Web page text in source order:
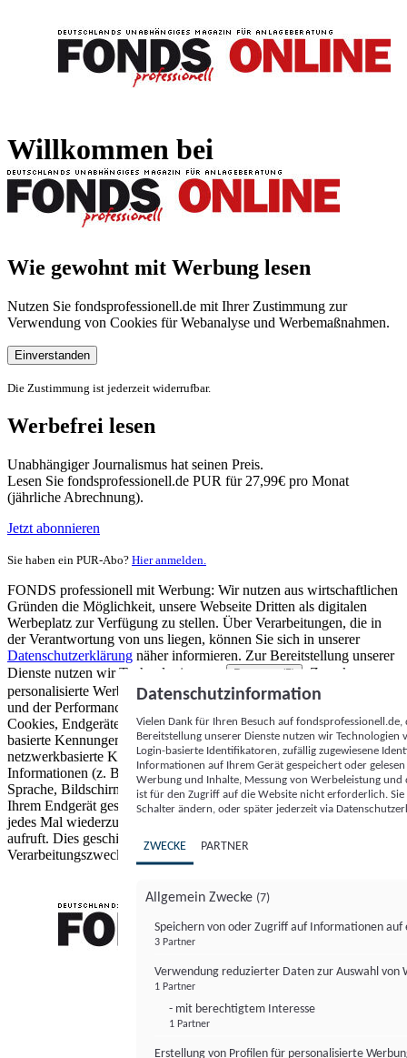
Willkommen bei
Wie gewohnt mit Werbung lesen
Nutzen Sie fondsprofessionell.de mit Ihrer Zustimmung zur
Verwendung von Cookies für Webanalyse und Werbemaßnahmen.
Einverstanden
Die Zustimmung ist jederzeit widerrufbar.
Werbefrei lesen
Unabhängiger Journalismus hat seinen Preis.
Lesen Sie fondsprofessionell.de PUR für 27,99€ pro Monat
(jährliche Abrechnung).
Jetzt abonnieren
Sie haben ein PUR-Abo? Hier anmelden.
FONDS professionell mit Werbung: Wir nutzen aus wirtschaftlichen
Gründen die Möglichkeit, unsere Webseite Dritten als digitalen
Werbeplatz zur Verfügung zu stellen. Über Verarbeitungen, die in
der Verantwortung von uns liegen, können Sie sich in unserer
Datenschutzerklärung näher informieren. Zur Bereitstellung unserer
Dienste nutzen wir Technologien von
Partnern (5)
. Zwecke:
personalisierte Werbung und Inhalte, Messung von Werbeleistung
und der Performance von Inhalten sowie Zielgruppenforschung.
Cookies, Endgeräte- oder ähnliche Online-Kennungen (z. B. login-
basierte Kennungen, zufällig generierte Kennungen,
netzwerkbasierte Kennungen) können zusammen mit anderen
Informationen (z. B. Browsertyp und Browserinformationen,
Sprache, Bildschirmgröße, unterstützte Technologien usw.) auf
Ihrem Endgerät gespeichert oder von dort ausgelesen werden, um es
jedes Mal wiederzuerkennen, wenn es eine App oder einer Webseite
aufruft. Dies geschieht für einen oder mehrere der hier aufgeführten
Verarbeitungszwecke.
Datenschutzinformation
Vielen Dank für Ihren Besuch auf
Bereitstellung unserer Dienste nutzen wir Technologien
Login-basierte Identifikatoren, zufällig zugewiesene
Informationen auf Ihrem Gerät gespeichert oder
Werbung und Inhalte, Messung von Werbeleistung
ist für den Zugriff auf die Website nicht erforderlich.
Schalter ändern, oder später jederzeit via
ZWECKE PARTNER
Allgemein Zwecke (7)
Speichern von oder Zugriff auf Informationen auf
3 Partner
Verwendung reduzierter Daten zur Auswahl von
1 Partner
- mit berechtigtem Interesse
1 Partner
Erstellung von Profilen für personalisierte
FONDS professionell